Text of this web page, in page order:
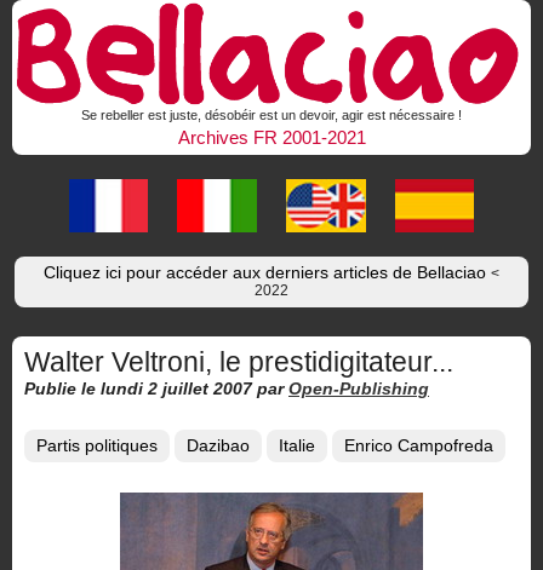
Se rebeller est juste, désobéir est un devoir, agir est nécessaire !
Archives FR 2001-2021
Cliquez ici pour accéder aux derniers articles de Bellaciao <
2022
Walter Veltroni, le prestidigitateur...
Publie le lundi 2 juillet 2007par Open-Publishing
Partis politiques Dazibao Italie Enrico Campofreda